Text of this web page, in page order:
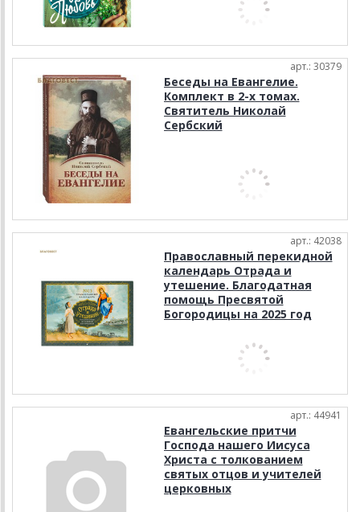
арт.: 30379
Беседы на Евангелие.
Комплект в 2-х томах.
Святитель Николай
Сербский
арт.: 42038
Православный перекидной
календарь Отрада и
утешение. Благодатная
помощь Пресвятой
Богородицы на 2025 год
арт.: 44941
Евангельские притчи
Господа нашего Иисуса
Христа с толкованием
святых отцов и учителей
церковных